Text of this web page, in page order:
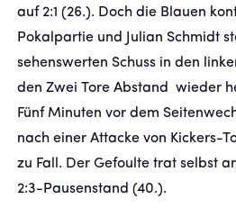
auf 2:1 (26.). Doch die Blauen
Pokalpartie und Julian Schmidt
sehenswerten Schuss in den
den Zwei Tore Abstand wieder
Fünf Minuten vor dem
nach einer Attacke von Kickers-
zu Fall. Der Gefoulte trat selbst
2:3-Pausenstand (40.).